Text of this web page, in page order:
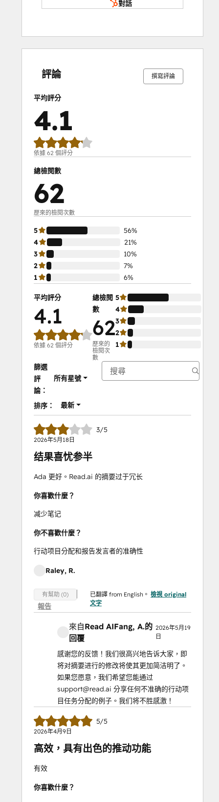
對話
評論 撰寫評論
平均評分
4.1
依據 62 個評分
總檢閱數
62
歷來的檢閱次數
5
56%
4
成
21%
3
成
10%
2
成
7%
1
成
6%
平均評分
4.1
依據 62 個評分
總檢閱
數
62
歷來的
檢閱次
數
5
成
4
3
2
1
篩選
評
論：
所有星號
排序： 最新
3/5
2026年5月18日
结果喜忧参半
Ada 更好。Read.ai 的摘要过于冗长
你喜歡什麼？
减少笔记
你不喜歡什麼？
行动项目分配和报告发言者的准确性
Raley, R.
有幫助 (0)
報告
已翻譯 from English。 檢視 original
文字
來自Read AIFang, A.的
回覆
2026年5月19
日
感谢您的反馈！我们很高兴地告诉大家，即
将对摘要进行的修改将使其更加简洁明了。
如果您愿意，我们希望您能通过
support@read.ai 分享任何不准确的行动项
目任务分配的例子。我们将不胜感激！
5/5
2026年4月9日
高效，具有出色的推动功能
有效
你喜歡什麼？